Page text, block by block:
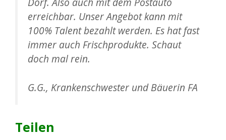
erreichbar. Unser Angebot kann mit
100% Talent bezahlt werden. Es hat fast
immer auch Frischprodukte. Schaut
doch mal rein.
G.G., Krankenschwester und Bäuerin FA
Teilen